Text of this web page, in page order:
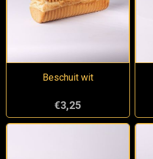
Beschuit wit
€3,25